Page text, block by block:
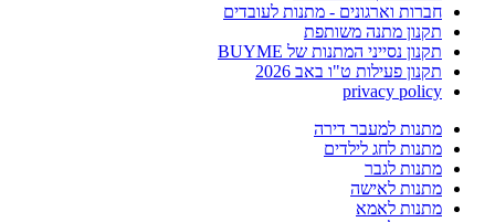
חברות וארגונים - מתנות לעובדים
תקנון מתנה משותפת
תקנון נסייני המתנות של BUYME
תקנון פעילות ט"ו באב 2026
privacy policy
מתנות למעבר דירה
מתנות לחג לילדים
מתנות לגבר
מתנות לאישה
מתנות לאמא